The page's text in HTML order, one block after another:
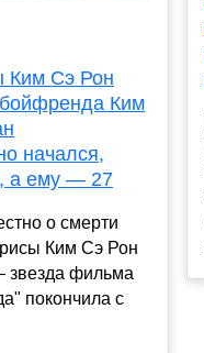
Ким Сэ Рон
Ким
начался,
а ему — 27
о смерти
Ким Сэ Рон
звезда фильма
покончила с